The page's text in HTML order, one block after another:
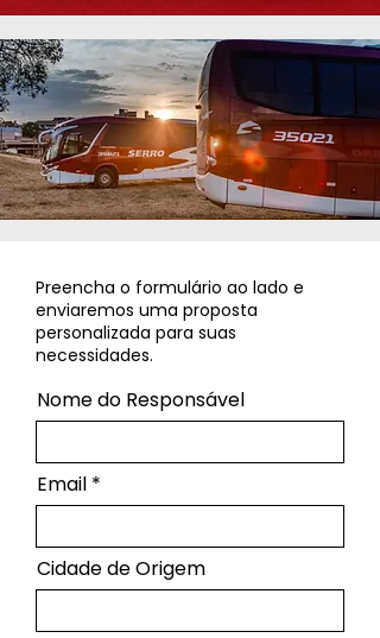
Preencha o formulário ao lado e
enviaremos uma proposta
personalizada para suas
necessidades.
Nome do Responsável
Email
Cidade de Origem